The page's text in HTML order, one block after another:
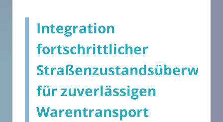
Integration
fortschrittlicher
für zuverlässigen
Warentransport